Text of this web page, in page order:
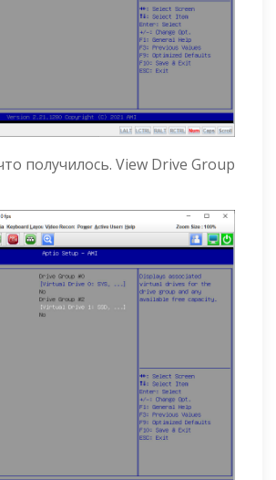
получилось. View Drive Group